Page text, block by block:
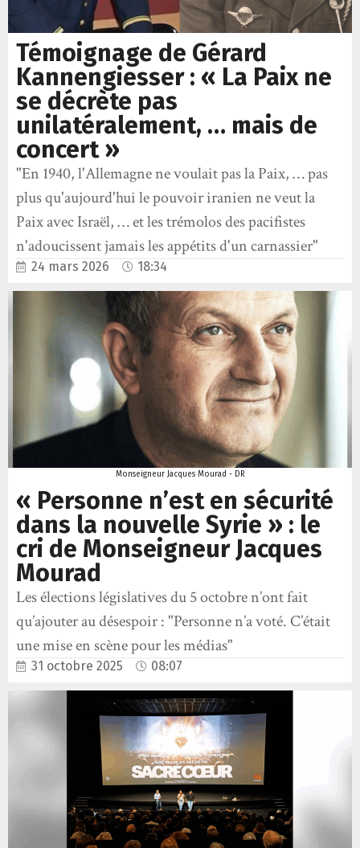
Témoignage de Gérard
Kannengiesser : « La Paix ne
se décrète pas
unilatéralement, … mais de
concert »
"En 1940, l'Allemagne ne voulait pas la Paix, … pas
plus qu'aujourd'hui le pouvoir iranien ne veut la
Paix avec Israël, … et les trémolos des pacifistes
n'adoucissent jamais les appétits d'un carnassier"
24 mars 2026 18:34
Monseigneur Jacques Mourad - DR
« Personne n’est en sécurité
dans la nouvelle Syrie » : le
cri de Monseigneur Jacques
Mourad
Les élections législatives du 5 octobre n’ont fait
qu’ajouter au désespoir : "Personne n’a voté. C’était
une mise en scène pour les médias"
31 octobre 2025 08:07